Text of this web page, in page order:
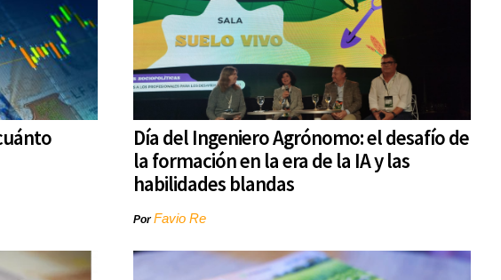
Día del Ingeniero Agrónomo: el desafío de
la formación en la era de la IA y las
habilidades blandas
PorFavio Re